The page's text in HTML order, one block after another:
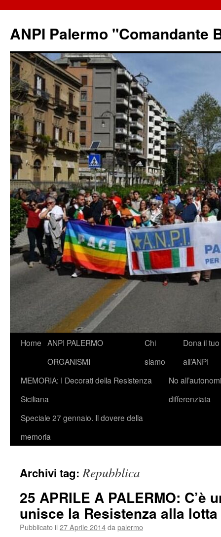
ANPI Palermo "Comandante
Vai
contenuto
Home ANPI PALERMO
ORGANISMI
Chi
siamo
Dona il
all’ANPI
MEMORIA: I Decorati della Resistenza
Siciliana
No
differenziata
Speciale 27 gennaio. Il dovere della
memoria
Archivi tag:Repubblica
25 APRILE A PALERMO: C’è
unisce la Resistenza alla
Pubblicato il 27 Aprile 2014da palermo